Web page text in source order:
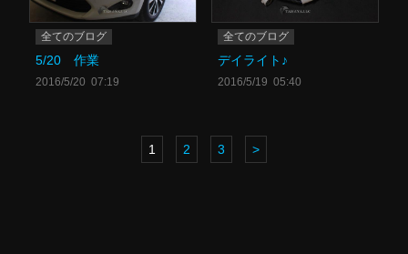
全てのブログ
5/20 作業
2016/5/20 07:19
全てのブログ
デイライト♪
2016/5/19 05:40
1 2 3 >